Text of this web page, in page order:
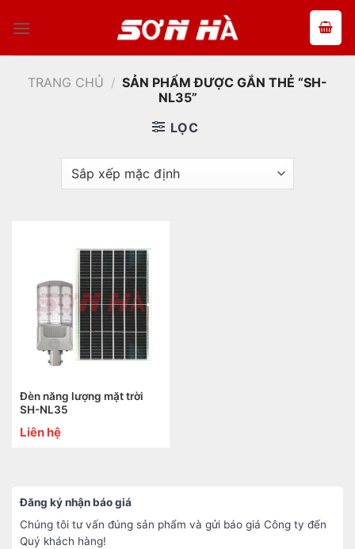
qua
TRANG CHỦ / SẢN PHẨM ĐƯỢC GẮN THẺ “SH-
NL35”
LỌC
Đèn năng lượng mặt trời
SH-NL35
Liên hệ
Đăng ký nhận báo giá
Chúng tôi tư vấn đúng sản phẩm và gửi báo giá Công ty đến
Quý khách hàng!